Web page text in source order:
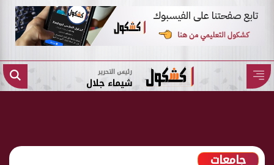
رئيس التحرير
شيماء جلال
جامعات